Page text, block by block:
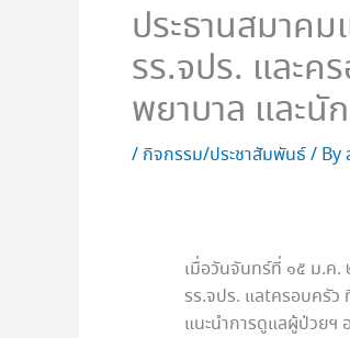
ประธานสมาค
รร.จปร. และ
พยาบาล และนั
/ กิจกรรม/ประชาสัมพันธ์/ By
เมื่อวันจันทร์ที่ ๑๕ ม.ค.
รร.จปร. แลtครอบครัว
แนะนำการดูแลผู้ป่วยฯ